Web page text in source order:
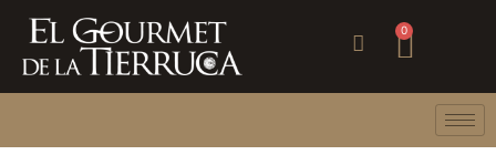
contenido
0